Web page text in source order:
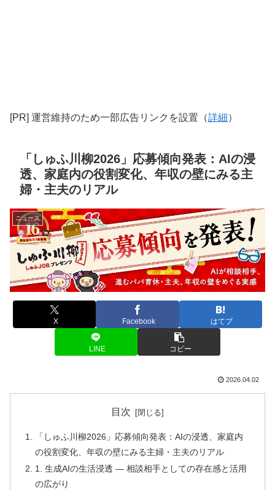
[PR] 運営維持のため一部広告リンクを設置（詳細）
「しゅふ川柳2026」応募傾向発表：AIの浸
透、家庭内の役割変化、年収の壁にみる主
婦・主夫のリアル
ニュース
X Facebook はてブ
LINE コピー
2026.04.02
目次
「しゅふ川柳2026」応募傾向発表：AIの浸透、家庭内
の役割変化、年収の壁にみる主婦・主夫のリアル
1. 生成AIの生活浸透 ― 相談相手としての存在感と活用
の広がり